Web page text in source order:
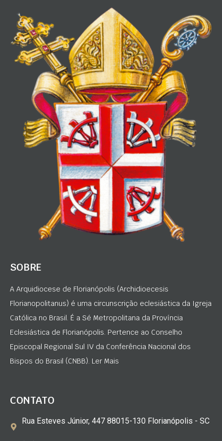
SOBRE
A Arquidiocese de Florianópolis (Archidioecesis
Florianopolitanus) é uma circunscrição eclesiástica da Igreja
Católica no Brasil. É a Sé Metropolitana da Província
Eclesiástica de Florianópolis. Pertence ao Conselho
Episcopal Regional Sul IV da Conferência Nacional dos
Bispos do Brasil (CNBB). Ler Mais
CONTATO
Rua Esteves Júnior, 447 88015-130 Florianópolis - SC